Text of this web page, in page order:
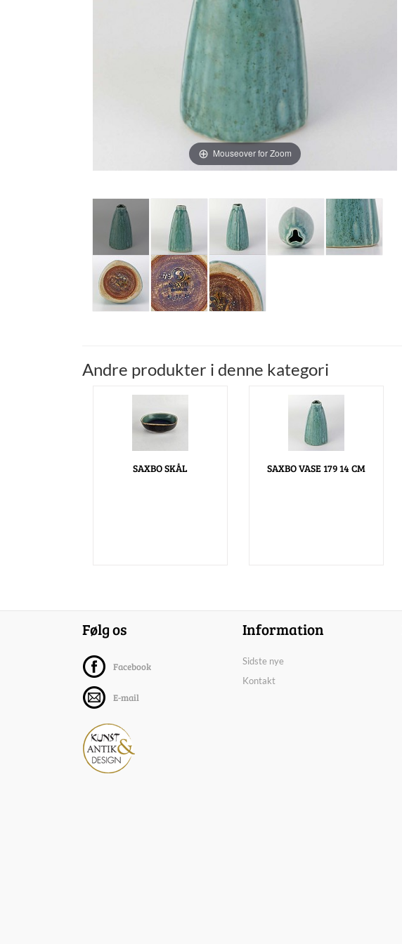
Mouseover for Zoom
Andre produkter i denne kategori
SAXBO SKÅL
SAXBO VASE 179 14 CM
Følg os
Facebook
E-mail
Information
Sidste nye
Kontakt